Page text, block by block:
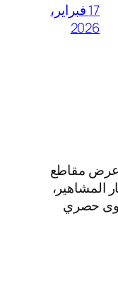
17 فبراير،
2026
مقاطع
المشاهير،
حصري